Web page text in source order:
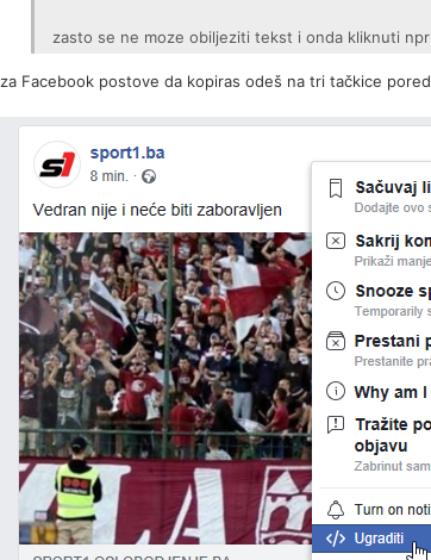
zasto se ne moze obiljeziti tekst i onda kliknuti
za Facebook postove da kopiras odeš na tri tačkice